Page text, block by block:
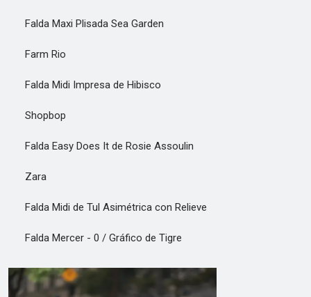
Falda Maxi Plisada Sea Garden
Farm Rio
Falda Midi Impresa de Hibisco
Shopbop
Falda Easy Does It de Rosie Assoulin
Zara
Falda Midi de Tul Asimétrica con Relieve
Falda Mercer - 0 / Gráfico de Tigre